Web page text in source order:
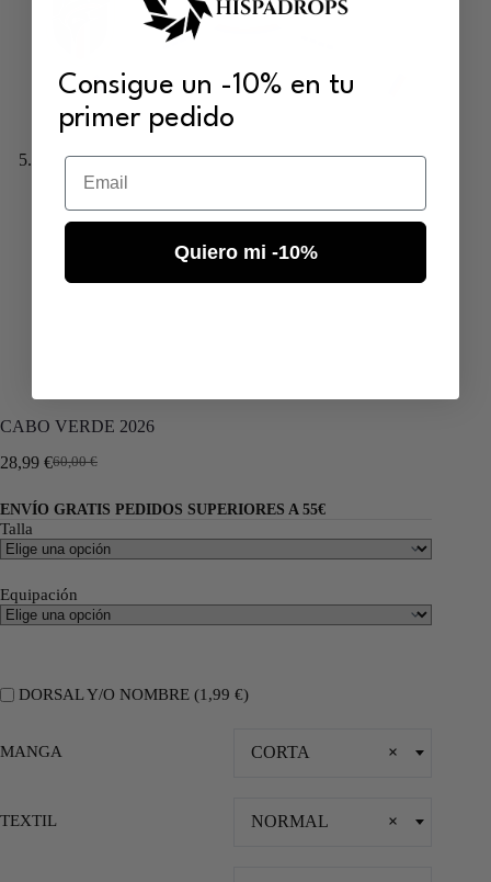
CABO VERDE 2026
60,00€
28,99 €
ENVÍO GRATIS PEDIDOS SUPERIORES A 55€
Talla
Equipación
DORSAL Y/O NOMBRE (1,99 €)
MANGA ×
CORTA
TEXTIL ×
NORMAL
Consigue un -10% en tu
primer pedido
Email
Quiero mi -10%